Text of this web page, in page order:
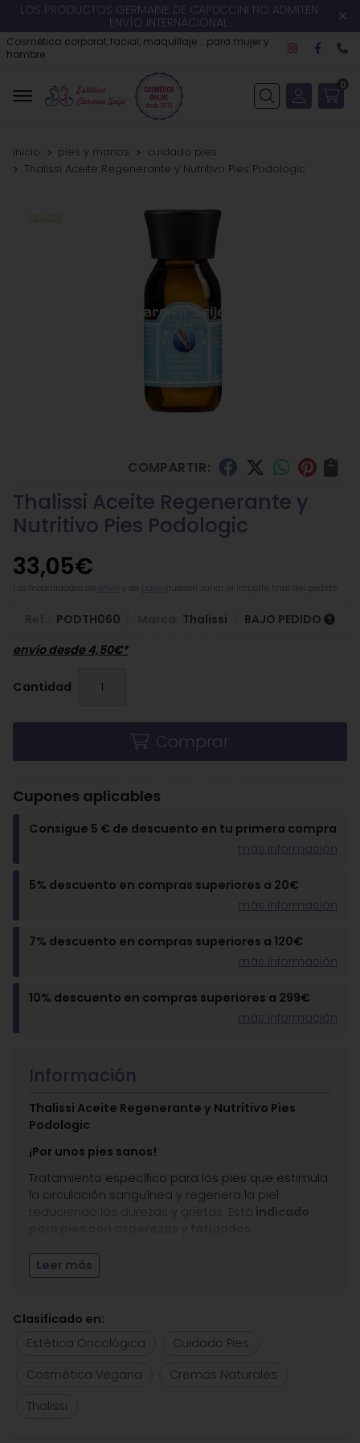
LOS PRODUCTOS GERMAINE DE CAPUCCINI NO ADMITEN
ENVÍO INTERNACIONAL
Cosmética corporal, facial, maquillaje... para mujer y
hombre
Buscar
0
inicio pies y manos
cuidado pies
Thalissi Aceite Regenerante y Nutritivo Pies Podologic
COMPARTIR:
Thalissi Aceite Regenerante y
Nutritivo Pies Podologic
33,05€
pueden variar el importe final del pedido.
PODTH060 Thalissi
BAJO PEDIDO
envío desde4,50€*
Cantidad
Comprar
Cupones aplicables
Consigue 5 € de descuento en tu primera compra
más información
5% descuento en compras superiores a 20€
más información
7% descuento en compras superiores a 120€
más información
10% descuento en compras superiores a 299€
más información
Información
Thalissi Aceite Regenerante y Nutritivo Pies
Podologic
¡Por unos pies sanos!
Tratamiento específico para los pies que estimula
la circulación sanguínea y regenera la piel
reduciendo las durezas y grietas. Está indicado
Hidrata, calma y desinfecta,
increíble sensación de bienestar y descanso y tus
Contiene ingredientes naturales vegetales puros,
agradable aplicación.
En Estética Carmen Seijo te recomendamos un
Leer más
Clasificado en:
Estética Oncológica
Cuidado Pies
Cosmética Vegana
Cremas Naturales
Thalissi